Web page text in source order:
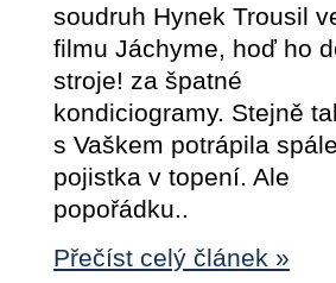
soudruh Hynek Trousil
filmu Jáchyme, hoď ho
stroje! za špatné
kondiciogramy. Stejně
s Vaškem potrápila
pojistka v topení. Ale
popořádku..
Přečíst celý článek »